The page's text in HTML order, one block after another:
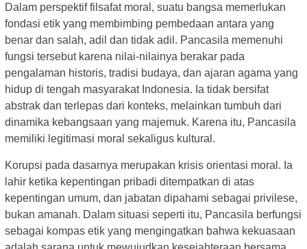
Dalam perspektif filsafat moral, suatu bangsa memerlukan
fondasi etik yang membimbing pembedaan antara yang
benar dan salah, adil dan tidak adil. Pancasila memenuhi
fungsi tersebut karena nilai-nilainya berakar pada
pengalaman historis, tradisi budaya, dan ajaran agama yang
hidup di tengah masyarakat Indonesia. Ia tidak bersifat
abstrak dan terlepas dari konteks, melainkan tumbuh dari
dinamika kebangsaan yang majemuk. Karena itu, Pancasila
memiliki legitimasi moral sekaligus kultural.
Korupsi pada dasarnya merupakan krisis orientasi moral. Ia
lahir ketika kepentingan pribadi ditempatkan di atas
kepentingan umum, dan jabatan dipahami sebagai privilese,
bukan amanah. Dalam situasi seperti itu, Pancasila berfungsi
sebagai kompas etik yang mengingatkan bahwa kekuasaan